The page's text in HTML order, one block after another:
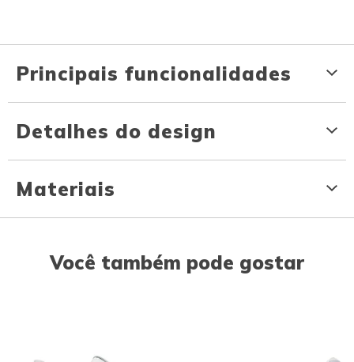
Principais funcionalidades
Detalhes do design
Materiais
Você também pode gostar